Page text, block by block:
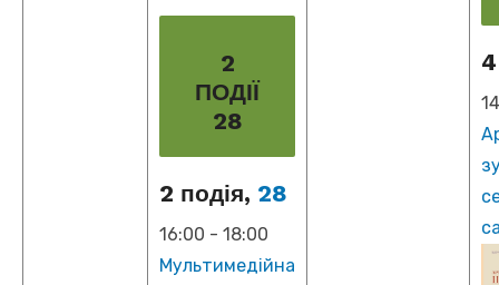
2
ПОДІЇ
28
2 подія, 28
16:00 - 18:00
Мультимедійна